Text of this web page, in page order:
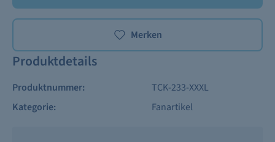
Merken
Produktdetails
Produktnummer:
TCK-233-XXXL
Kategorie:
Fanartikel